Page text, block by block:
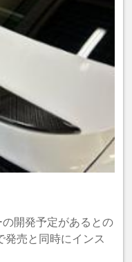
開発予定があるとの
発売と同時にインス